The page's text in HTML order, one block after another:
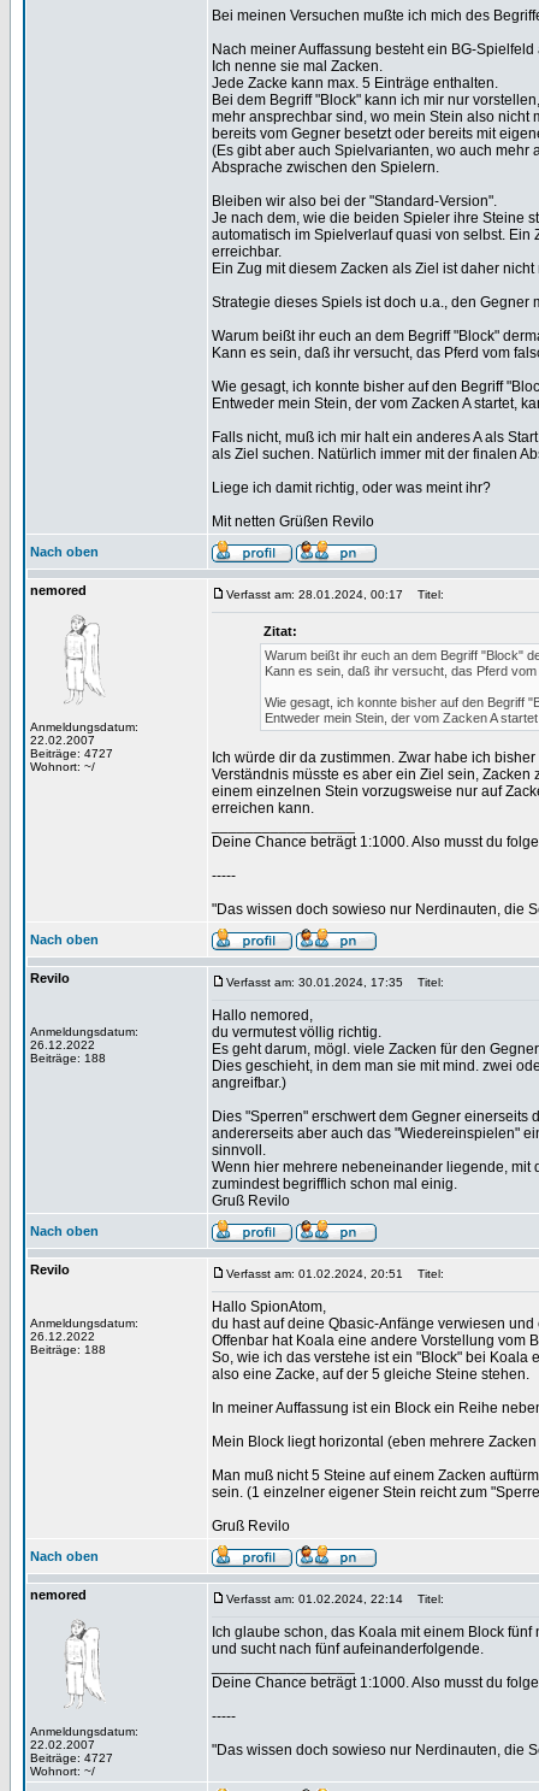
Bei meinen Versuchen mußte ich mich des
Nach meiner Auffassung besteht ein BG-
Ich nenne sie mal Zacken.
Jede Zacke kann max. 5 Einträge enthalten.
Bei dem Begriff "Block" kann ich mir nur
mehr ansprechbar sind, wo mein Stein also nicht
bereits vom Gegner besetzt oder bereits mit
(Es gibt aber auch Spielvarianten, wo auch
Absprache zwischen den Spielern.
Bleiben wir also bei der "Standard-Version".
Je nach dem, wie die beiden Spieler ihre Steine
automatisch im Spielverlauf quasi von selbst.
erreichbar.
Ein Zug mit diesem Zacken als Ziel ist daher
Strategie dieses Spiels ist doch u.a., den Gegner
Warum beißt ihr euch an dem Begriff "Block"
Kann es sein, daß ihr versucht, das Pferd vom
Wie gesagt, ich konnte bisher auf den Begriff
Entweder mein Stein, der vom Zacken A startet,
Falls nicht, muß ich mir halt ein anderes A als
als Ziel suchen. Natürlich immer mit der finalen
Liege ich damit richtig, oder was meint ihr?
Mit netten Grüßen Revilo
Nach oben
nemored
Anmeldungsdatum:
22.02.2007
Beiträge: 4727
Wohnort: ~/
Verfasst am: 28.01.2024, 00:17 Titel:
Zitat:
Warum beißt ihr euch an dem Begriff "Block"
Kann es sein, daß ihr versucht, das Pferd
Wie gesagt, ich konnte bisher auf den Begriff
Entweder mein Stein, der vom Zacken A
Ich würde dir da zustimmen. Zwar habe ich
Verständnis müsste es aber ein Ziel sein,
einem einzelnen Stein vorzugsweise nur auf
erreichen kann.
Deine Chance beträgt 1:1000. Also musst du
-----
"Das wissen doch sowieso nur Nerdinauten, die
Nach oben
Revilo
Anmeldungsdatum:
26.12.2022
Beiträge: 188
Verfasst am: 30.01.2024, 17:35 Titel:
Hallo nemored,
du vermutest völlig richtig.
Es geht darum, mögl. viele Zacken für den
Dies geschieht, in dem man sie mit mind. zwei
angreifbar.)
Dies "Sperren" erschwert dem Gegner einerseits
andererseits aber auch das "Wiedereinspielen"
sinnvoll.
Wenn hier mehrere nebeneinander liegende, mit
zumindest begrifflich schon mal einig.
Gruß Revilo
Nach oben
Revilo
Anmeldungsdatum:
26.12.2022
Beiträge: 188
Verfasst am: 01.02.2024, 20:51 Titel:
Hallo SpionAtom,
du hast auf deine Qbasic-Anfänge verwiesen
Offenbar hat Koala eine andere Vorstellung vom
So, wie ich das verstehe ist ein "Block" bei Koala
also eine Zacke, auf der 5 gleiche Steine stehen.
In meiner Auffassung ist ein Block ein Reihe
Mein Block liegt horizontal (eben mehrere
Man muß nicht 5 Steine auf einem Zacken
sein. (1 einzelner eigener Stein reicht zum
Gruß Revilo
Nach oben
nemored
Anmeldungsdatum:
22.02.2007
Beiträge: 4727
Wohnort: ~/
Verfasst am: 01.02.2024, 22:14 Titel:
Ich glaube schon, das Koala mit einem Block
und sucht nach fünf aufeinanderfolgende.
Deine Chance beträgt 1:1000. Also musst du
-----
"Das wissen doch sowieso nur Nerdinauten, die